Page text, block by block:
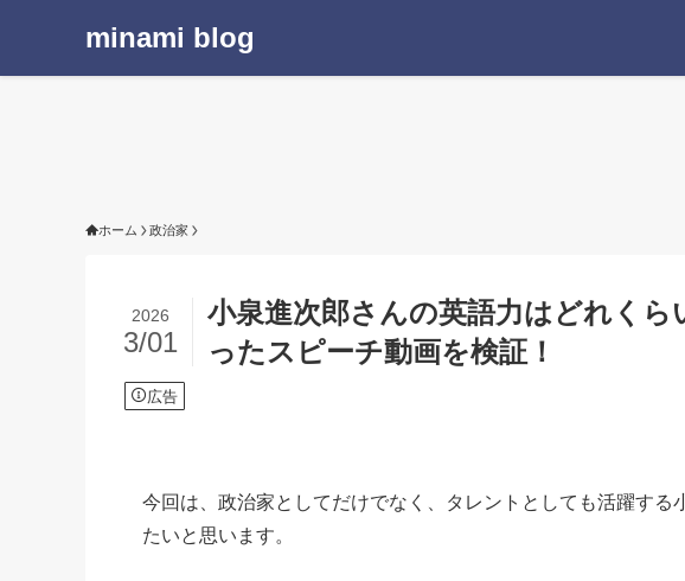
minami blog
ホーム 政治家
小泉進次郎さんの英語力はどれく
ったスピーチ動画を検証！
2026
3/01
広告
今回は、政治家としてだけでなく、タレントとしても活躍する
たいと思います。